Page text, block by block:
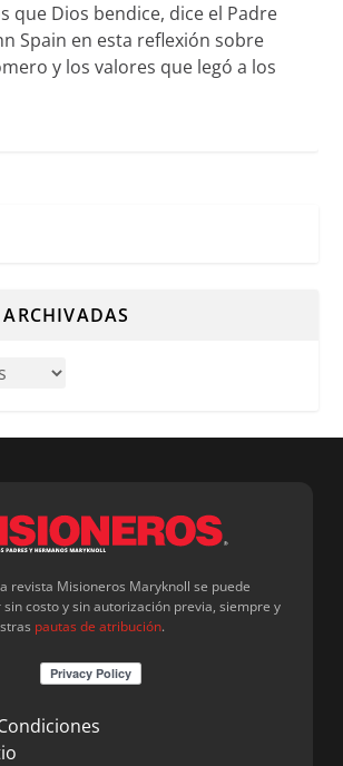
que Dios bendice, dice el Padre
Spain en esta reflexión sobre
y los valores que legó a los
revista Misioneros Maryknoll se puede
costo y sin autorización previa, siempre y
pautas de atribución.